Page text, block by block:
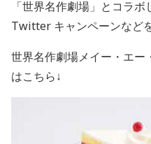
「世界名作劇場」とコラボ
Twitter キャンペーンなど
世界名作劇場メイー・エー
はこちら↓